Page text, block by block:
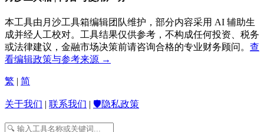
本工具由月沙工具箱编辑团队维护，部分内容采用 AI 辅助生
成并经人工校对。工具结果仅供参考，不构成任何投资、税务
或法律建议，金融市场决策前请咨询合格的专业财务顾问。 查
看编辑政策与参考来源 →
繁 | 简
关于我们 | 联系我们 | 🛡️隐私政策